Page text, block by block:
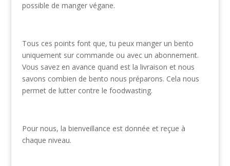
possible de manger végane.
Tous ces points font que, tu peux manger un bento
uniquement sur commande ou avec un abonnement.
Vous savez en avance quand est la livraison et nous
savons combien de bento nous préparons. Cela nous
permet de lutter contre le foodwasting.
Pour nous, la bienveillance est donnée et reçue à
chaque niveau.